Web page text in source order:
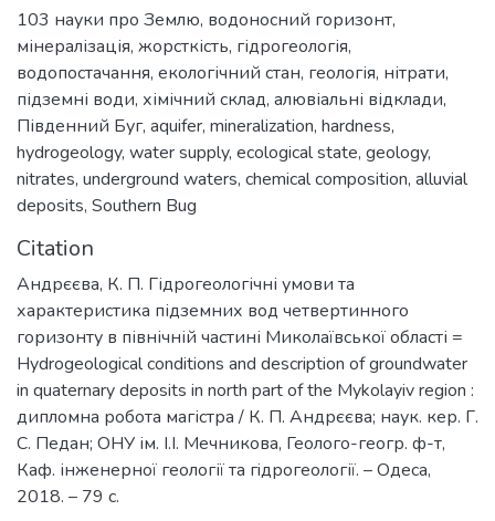
103 науки про Землю, водоносний горизонт,
мінералізація, жорсткість, гідрогеологія,
водопостачання, екологічний стан, геологія, нітрати,
підземні води, хімічний склад, алювіальні відклади,
Південний Буг, aquifer, mineralization, hardness,
hydrogeology, water supply, ecological state, geology,
nitrates, underground waters, chemical composition, alluvial
deposits, Southern Bug
Citation
Андрєєва, К. П. Гідрогеологічні умови та
характеристика підземних вод четвертинного
горизонту в північній частині Миколаївської області =
Hydrogeological conditions and description of groundwater
in quaternary deposits in north part of the Mykolayiv region :
дипломна робота магістра / К. П. Андрєєва; наук. кер. Г.
С. Педан; ОНУ ім. І.І. Мечникова, Геолого-геогр. ф-т,
Каф. інженерної геології та гiдрогеології. – Одеса,
2018. – 79 с.